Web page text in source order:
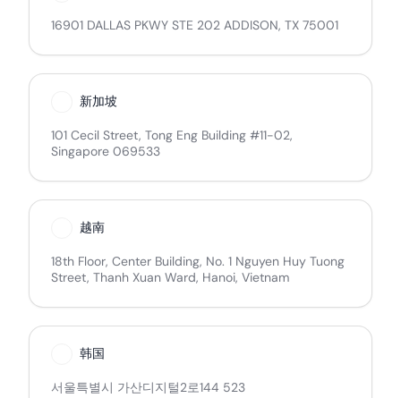
16901 DALLAS PKWY STE 202 ADDISON, TX 75001
新加坡
101 Cecil Street, Tong Eng Building #11-02,
Singapore 069533
越南
18th Floor, Center Building, No. 1 Nguyen Huy Tuong
Street, Thanh Xuan Ward, Hanoi, Vietnam
韩国
서울특별시 가산디지털2로144 523